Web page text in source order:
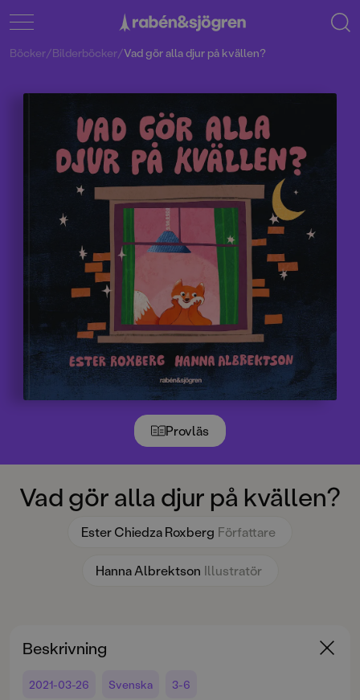
Provläs
Vad gör alla djur på kvällen?
Ester Chiedza Roxberg Författare
Hanna Albrektson Illustratör
Böcker/Bilderböcker/Vad gör alla djur på kvällen?
Beskrivning
2021-03-26 Svenska 3-6